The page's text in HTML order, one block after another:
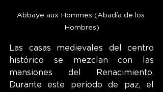
Abbaye aux Hommes (Abadía de los
Hombres)
Las casas medievales del centro
histórico se mezclan con las
mansiones del Renacimiento.
Durante este periodo de paz, el